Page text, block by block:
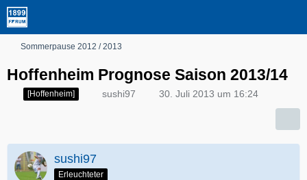
Sommerpause 2012 / 2013
Hoffenheim Prognose Saison 2013/14
[Hoffenheim] sushi97 30. Juli 2013 um 16:24
sushi97
Erleuchteter